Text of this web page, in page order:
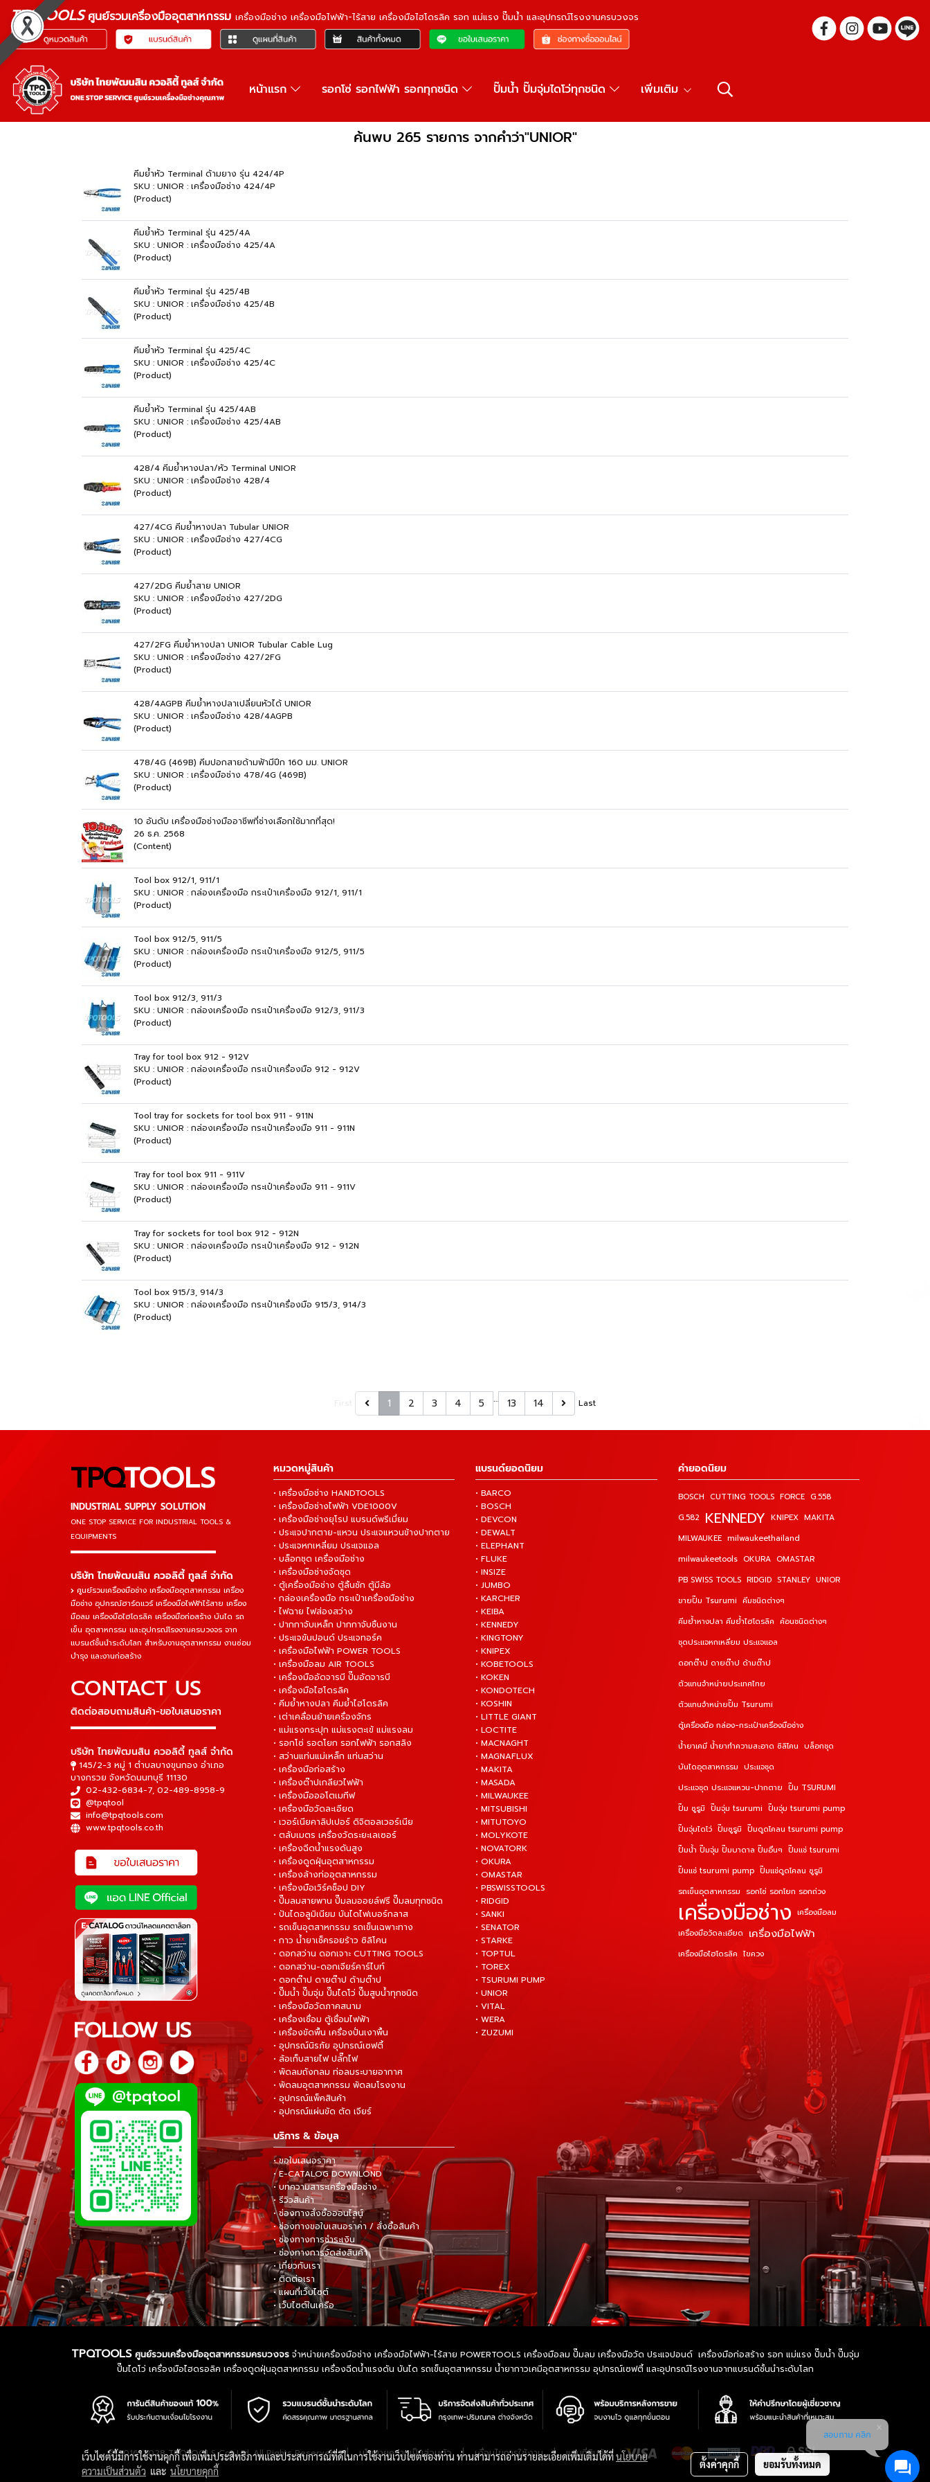
TPQTOOLSศูนย์รวมเครื่องมืออุตสาหกรรม เครื่องมือช่าง เครื่องมือไฟฟ้า-ไร้สาย เครื่องมือไฮโดรลิค รอก แม่แรง ปั๊มน้ำ และอุปกรณ์โรงงานครบวงจร
หน้าแรก รอกโซ่ รอกไฟฟ้า รอกทุกชนิด ปั๊มน้ำ ปั๊มจุ่มไดโว่ทุกชนิด เพิ่มเติม
ค้นพบ 265 รายการ จากคำว่า"UNIOR"
คีมย้ำหัว Terminal ด้ามยาง รุ่น 424/4P
SKU : UNIOR : เครื่องมือช่าง 424/4P
(Product)
คีมย้ำหัว Terminal รุ่น 425/4A
SKU : UNIOR : เครื่องมือช่าง 425/4A
(Product)
คีมย้ำหัว Terminal รุ่น 425/4B
SKU : UNIOR : เครื่องมือช่าง 425/4B
(Product)
คีมย้ำหัว Terminal รุ่น 425/4C
SKU : UNIOR : เครื่องมือช่าง 425/4C
(Product)
คีมย้ำหัว Terminal รุ่น 425/4AB
SKU : UNIOR : เครื่องมือช่าง 425/4AB
(Product)
428/4 คีมย้ำหางปลา/หัว Terminal UNIOR
SKU : UNIOR : เครื่องมือช่าง 428/4
(Product)
427/4CG คีมย้ำหางปลา Tubular UNIOR
SKU : UNIOR : เครื่องมือช่าง 427/4CG
(Product)
427/2DG คีมย้ำสาย UNIOR
SKU : UNIOR : เครื่องมือช่าง 427/2DG
(Product)
427/2FG คีมย้ำหางปลา UNIOR Tubular Cable Lug
SKU : UNIOR : เครื่องมือช่าง 427/2FG
(Product)
428/4AGPB คีมย้ำหางปลาเปลี่ยนหัวได้ UNIOR
SKU : UNIOR : เครื่องมือช่าง 428/4AGPB
(Product)
478/4G (469B) คีมปอกสายด้ามฟ้ามีปีก 160 มม. UNIOR
SKU : UNIOR : เครื่องมือช่าง 478/4G (469B)
(Product)
10 อันดับ เครื่องมือช่างมืออาชีพที่ช่างเลือกใช้มากที่สุด!
26 ธ.ค. 2568
(Content)
Tool box 912/1, 911/1
SKU : UNIOR : กล่องเครื่องมือ กระเป๋าเครื่องมือ 912/1, 911/1
(Product)
Tool box 912/5, 911/5
SKU : UNIOR : กล่องเครื่องมือ กระเป๋าเครื่องมือ 912/5, 911/5
(Product)
Tool box 912/3, 911/3
SKU : UNIOR : กล่องเครื่องมือ กระเป๋าเครื่องมือ 912/3, 911/3
(Product)
Tray for tool box 912 - 912V
SKU : UNIOR : กล่องเครื่องมือ กระเป๋าเครื่องมือ 912 - 912V
(Product)
Tool tray for sockets for tool box 911 - 911N
SKU : UNIOR : กล่องเครื่องมือ กระเป๋าเครื่องมือ 911 - 911N
(Product)
Tray for tool box 911 - 911V
SKU : UNIOR : กล่องเครื่องมือ กระเป๋าเครื่องมือ 911 - 911V
(Product)
Tray for sockets for tool box 912 - 912N
SKU : UNIOR : กล่องเครื่องมือ กระเป๋าเครื่องมือ 912 - 912N
(Product)
Tool box 915/3, 914/3
SKU : UNIOR : กล่องเครื่องมือ กระเป๋าเครื่องมือ 915/3, 914/3
(Product)
1 2 3 4 5 … 13 14 Last
TPQTOOLS
INDUSTRIAL SUPPLY SOLUTION
ONE STOP SERVICE FOR INDUSTRIAL TOOLS &
EQUIPMENTS
▬▬▬▬▬▬▬▬▬▬▬▬▬▬▬
บริษัท ไทยพัฒนสิน ควอลิตี้ ทูลส์ จำกัด
ศูนย์รวมเครื่องมือช่าง เครื่องมืออุตสาหกรรม เครื่อง
มือช่าง อุปกรณ์ฮาร์ดแวร์ เครื่องมือไฟฟ้าไร้สาย เครื่อง
มือลม เครื่องมือไฮโดรลิค เครื่องมือก่อสร้าง บันได รถ
เข็น อุตสาหกรรม และอุปกรณ์โรงงานครบวงจร จาก
แบรนด์ชั้นนำระดับโลก สำหรับงานอุตสาหกรรม งานซ่อม
บำรุง และงานก่อสร้าง
CONTACT US
ติดต่อสอบถามสินค้า-ขอใบเสนอราคา
▬▬▬▬▬▬▬▬▬▬▬▬▬▬▬
บริษัท ไทยพัฒนสิน ควอลิตี้ ทูลส์ จำกัด
145/2-3 หมู่ 1 ตำบลบางขุนกอง อำเภอ
บางกรวย จังหวัดนนทบุรี 11130
02-432-6834-7, 02-489-8958-9
@tpqtool
info@tpqtools.com
www.tpqtools.co.th
FOLLOW US
หมวดหมู่สินค้า
• เครื่องมือช่าง HANDTOOLS
• เครื่องมือช่างไฟฟ้า VDE1000V
• เครื่องมือช่างยุโรป แบรนด์พรีเมี่ยม
• ประแจปากตาย-แหวน ประแจแหวนข้างปากตาย
• ประแจหกเหลี่ยม ประแจแอล
• บล็อกชุด เครื่องมือช่าง
• เครื่องมือช่างจัดชุด
• ตู้เครื่องมือช่าง ตู้ลิ้นชัก ตู้มีล้อ
• กล่องเครื่องมือ กระเป๋าเครื่องมือช่าง
• ไฟฉาย ไฟส่องสว่าง
• ปากกาจับเหล็ก ปากกาจับชิ้นงาน
• ประแจขันปอนด์ ประแจทอร์ค
• เครื่องมือไฟฟ้า POWER TOOLS
• เครื่องมือลม AIR TOOLS
• เครื่องมืออัดจารบี ปั๊มอัดจารบี
• เครื่องมือไฮโดรลิค
• คีมย้ำหางปลา คีมย้ำไฮโดรลิค
• เต่าเคลื่อนย้ายเครื่องจักร
• แม่แรงกระปุก แม่แรงตะเข้ แม่แรงลม
• รอกโซ่ รอดโยก รอกไฟฟ้า รอกสลิง
• สว่านแท่นแม่เหล็ก แท่นสว่าน
• เครื่องมือก่อสร้าง
• เครื่องต๊าปเกลียวไฟฟ้า
• เครื่องมือออโตเมทีฟ
• เครื่องมือวัดละเอียด
• เวอร์เนียคาลิปเปอร์ ดิจิตอลเวอร์เนีย
• ตลับเมตร เครื่องวัดระยะเลเซอร์
• เครื่องฉีดน้ำแรงดันสูง
• เครื่องดูดฝุ่นอุตสาหกรรม
• เครื่องล้างท่ออุตสาหกรรม
• เครื่องมือเวิร์คช็อป DIY
• ปั๊มลมสายพาน ปั๊มลมออยล์ฟรี ปั๊มลมทุกชนิด
• ปันไดอลูมิเนียม บันไดไฟเบอร์กลาส
• รถเข็นอุตสาหกรรม รถเข็นเฉพาะทาง
• กาว น้ำยาเช็ครอยร้าว ซิลิโคน
• ดอกสว่าน ดอกเจาะ CUTTING TOOLS
• ดอกสว่าน-ดอกเจียร์คาร์ไบท์
• ดอกต๊าป ดายต๊าป ด้ามต๊าป
• ปั๊มน้ำ ปั๊มจุ่ม ปั๊มไดโว่ ปั๊มสูบน้ำทุกชนิด
• เครื่องมือวัดภาคสนาม
• เครื่องเชื่อม ตู้เชื่อมไฟฟ้า
• เครื่องขัดพื้น เครื่องปั่นเงาพื้น
• อุปกรณ์นิรภัย อุปกรณ์เซฟตี้
• ล้อเก็บสายไฟ ปลั๊กไฟ
• พัดลมถังกลม ท่อลมระบายอากาศ
• พัดลมอุตสาหกรรม พัดลมโรงงาน
• อุปกรณ์แพ็คสินค้า
• อุปกรณ์แผ่นขัด ตัด เจียร์
แบรนด์ยอดนิยม
• BARCO
• BOSCH
• DEVCON
• DEWALT
• ELEPHANT
• FLUKE
• INSIZE
• JUMBO
• KARCHER
• KEIBA
• KENNEDY
• KINGTONY
• KNIPEX
• KOBETOOLS
• KOKEN
• KONDOTECH
• KOSHIN
• LITTLE GIANT
• LOCTITE
• MACNAGHT
• MAGNAFLUX
• MAKITA
• MASADA
• MILWAUKEE
• MITSUBISHI
• MITUTOYO
• MOLYKOTE
• NOVATORK
• OKURA
• OMASTAR
• PBSWISSTOOLS
• RIDGID
• SANKI
• SENATOR
• STARKE
• TOPTUL
• TOREX
• TSURUMI PUMP
• UNIOR
• VITAL
• WERA
• ZUZUMI
บริการ & ข้อมูล
• ขอใบเสนอราคา
• E-CATALOG DOWNLOND
• บทความสาระเครื่องมือช่าง
• รีวิวสินค้า
• ช่องทางสั่งซื้อออนไลน์
• ช่องทางขอใบเสนอราคา / สั่งซื้อสินค้า
• ช่องทางการชำระเงิน
• ช่องทางการจัดส่งสินค้า
• เกี่ยวกับเรา
• ติดต่อเรา
• แผนที่เว็บไซต์
• เว็บไซต์ในเครือ
คำยอดนิยม
BOSCH CUTTING TOOLS FORCE G.558
G.582 KENNEDY KNIPEX MAKITA
MILWAUKEE milwaukeethailand
milwaukeetools OKURA OMASTAR
PB SWISS TOOLS RIDGID STANLEY UNIOR
ขายปั๊ม Tsurumi คีมชนิดต่างๆ
คีมย้ำหางปลา คีมย้ำไฮโดรลิค ค้อนชนิดต่างๆ
ชุดประแจหกเหลี่ยม ประแจแอล
ดอกต๊าป ดายต๊าป ด้ามต๊าป
ตัวแทนจำหน่ายประเทศไทย
ตัวแทนจำหน่ายปั๊ม Tsurumi
ตู้เครื่องมือ กล่อง-กระเป๋าเครื่องมือช่าง
น้ำยาเคมี น้ำยาทำความสะอาด ซิลิโคน บล็อกชุด
บันไดอุตสาหกรรม ประแจชุด
ประแจชุด ประแจแหวน-ปากตาย ปั๊ม TSURUMI
ปั๊ม ซูรูมิ ปั๊มจุ่ม tsurumi ปั๊มจุ่ม tsurumi pump
ปั๊มจุ่มไดโว่ ปั๊มซูรูมิ ปั๊มดูดโคลน tsurumi pump
ปั๊มน้ำ ปั๊มจุ่ม ปั๊มบาดาล ปั๊มอื่นๆ ปั๊มแช่ tsurumi
ปั๊มแช่ tsurumi pump ปั๊มแช่ดูดโคลน ซูรูมิ
รถเข็นอุตสาหกรรม รอกโซ่ รอกโยก รอกถ่วง
เครื่องมือช่าง เครื่องมือลม
เครื่องมือวัดละเอียด เครื่องมือไฟฟ้า
เครื่องมือไฮโดรลิค ไขควง
TPQTOOLS ศูนย์รวมเครื่องมืออุตสาหกรรมครบวงจรจำหน่ายเครื่องมือช่าง เครื่องมือไฟฟ้า-ไร้สาย POWERTOOLS เครื่องมือลม ปั๊มลม เครื่องมือวัด ประแจปอนด์ เครื่องมือก่อสร้าง รอก แม่แรง ปั๊มน้ำ ปั๊มจุ่ม
ปั๊มไดโว่ เครื่องมือไฮดรอลิค เครื่องดูดฝุ่นอุตสาหกรรม เครื่องฉีดน้ำแรงดัน บันได รถเข็นอุตสาหกรรม น้ำยากาวเคมีอุตสาหกรรม อุปกรณ์เซฟตี้ และอุปกรณ์โรงงานจากแบรนด์ชั้นนำระดับโลก
© 2016-2028 TPQTOOLS Co., Ltd. All Rights Reserved.|นโยบายความเป็นส่วนตัว|เงื่อนไขการใช้งาน|แผนที่สินค้า
เว็บไซต์นี้มีการใช้งานคุกกี้ เพื่อเพิ่มประสิทธิภาพและประสบการณ์ที่ดีในการใช้งานเว็บไซต์ของท่าน ท่านสามารถอ่านรายละเอียดเพิ่มเติมได้ที่นโยบาย
ความเป็นส่วนตัว และ นโยบายคุกกี้
ตั้งค่าคุกกี้ ยอมรับทั้งหมด
สอบถาม คลิก